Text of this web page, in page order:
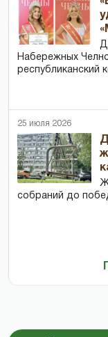
Набережных
республиканский
25 июля 2026
собраний до